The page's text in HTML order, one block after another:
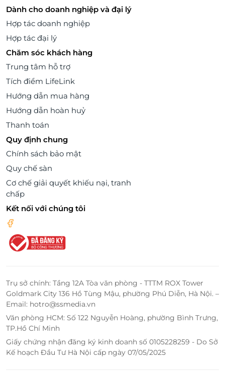
Dành cho doanh nghiệp và đại lý
Hợp tác doanh nghiệp
Hợp tác đại lý
Chăm sóc khách hàng
Trung tâm hỗ trợ
Tích điểm LifeLink
Hướng dẫn mua hàng
Hướng dẫn hoàn huỷ
Thanh toán
Quy định chung
Chính sách bảo mật
Quy chế sàn
Cơ chế giải quyết khiếu nại, tranh
chấp
Kết nối với chúng tôi
Trụ sở chính: Tầng 12A Tòa văn phòng - TTTM ROX Tower
Goldmark City 136 Hồ Tùng Mậu, phường Phú Diễn, Hà Nội. –
Email: hotro@ssmedia.vn
Văn phòng HCM: Số 122 Nguyễn Hoàng, phường Bình Trưng,
TP.Hồ Chí Minh
Giấy chứng nhận đăng ký kinh doanh số 0105228259 - Do Sở
Kế hoạch Đầu Tư Hà Nội cấp ngày 07/05/2025